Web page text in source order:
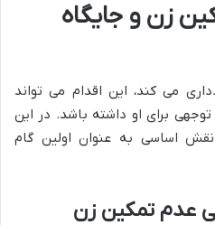
زن و جایگاه
می کند، این اقدام می تواند
برای او داشته باشد. در این
نقش اساسی به عنوان اولین گام
عدم تمکین زن